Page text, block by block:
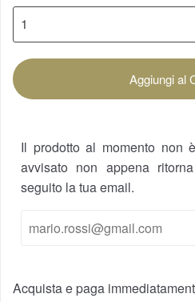
Aggiungi al
Il prodotto al momento non
avvisato non appena
seguito la tua email.
Acquista e paga